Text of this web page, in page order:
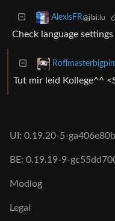
AlexisFR@jlai.lu
Check language
Tut mir leid Kollege^^
UI: 0.19.20-5-ga406e80b
BE: 0.19.19-9-
Modlog
Legal